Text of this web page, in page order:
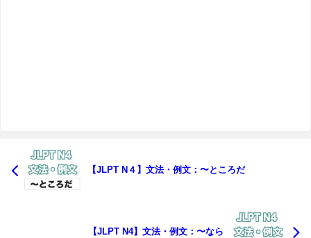
【JLPT N４】文法・例文：〜ところだ
【JLPT N4】文法・例文：〜なら